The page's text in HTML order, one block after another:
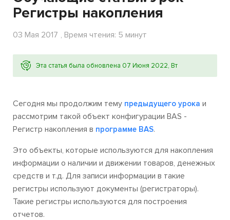
Регистры накопления
03 Мая 2017 , Время чтения: 5 минут
Эта статья была обновлена 07 Июня 2022, Вт
Сегодня мы продолжим тему предыдущего урока и
рассмотрим такой объект конфигурации BAS -
Регистр накопления в программе BAS.
Это объекты, которые используются для накопления
информации о наличии и движении товаров, денежных
средств и т.д. Для записи информации в такие
регистры используют документы (регистраторы).
Такие регистры используются для построения
отчетов.